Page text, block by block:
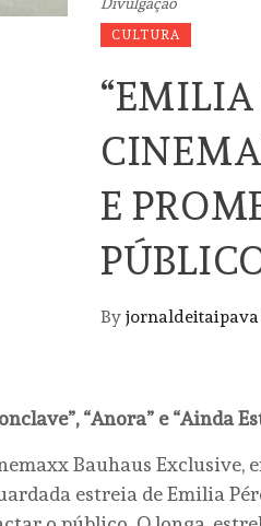
CULTURA
“EMILIA
E
By jornaldeitaipava
“Anora” e “Ainda
Bauhaus Exclusive,
estreia de Emilia